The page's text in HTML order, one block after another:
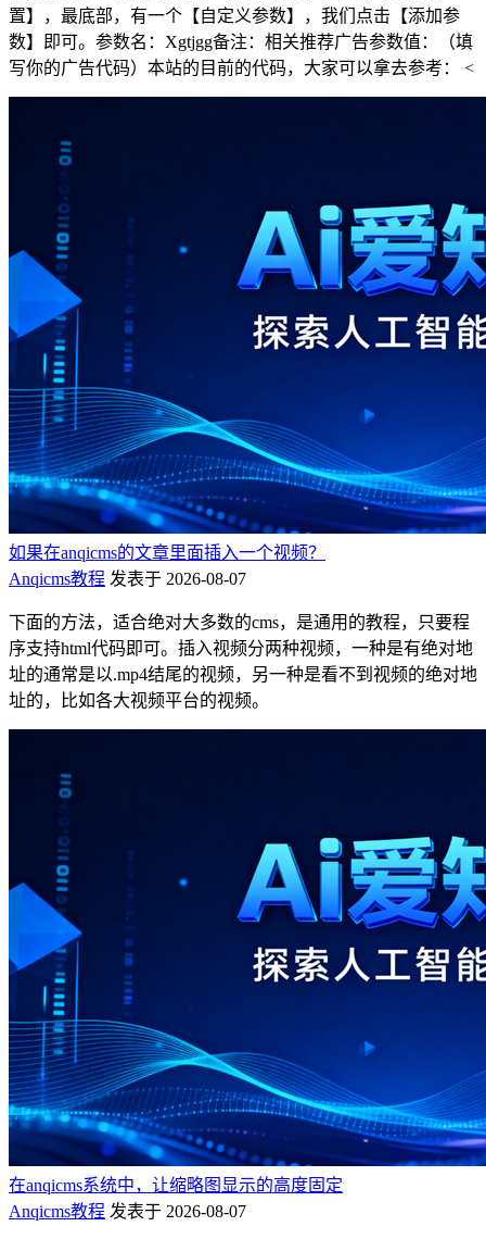
置】，最底部，有一个【自定义参数】，我们点击【添加参
数】即可。参数名：Xgtjgg备注：相关推荐广告参数值：（填
写你的广告代码）本站的目前的代码，大家可以拿去参考： <
如果在anqicms的文章里面插入一个视频？
Anqicms教程 发表于 2026-08-07
下面的方法，适合绝对大多数的cms，是通用的教程，只要程
序支持html代码即可。插入视频分两种视频，一种是有绝对地
址的通常是以.mp4结尾的视频，另一种是看不到视频的绝对地
址的，比如各大视频平台的视频。
在anqicms系统中，让缩略图显示的高度固定
Anqicms教程 发表于 2026-08-07